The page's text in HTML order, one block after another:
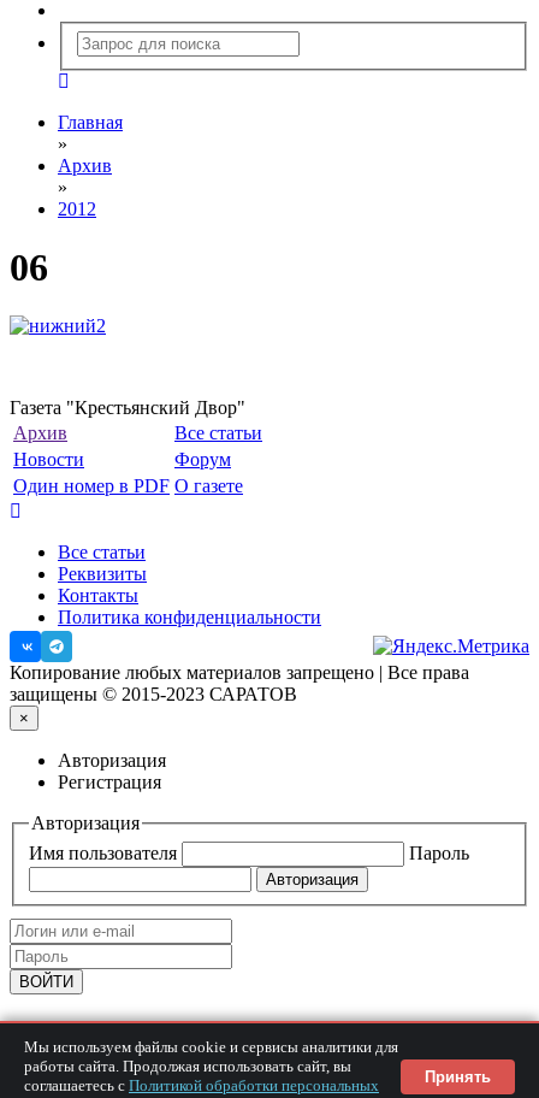
Главная
»
Архив
»
2012
06
Газета "Крестьянский Двор"
Архив
Все статьи
Новости
Форум
Один номер в PDF О газете
Все статьи
Реквизиты
Контакты
Политика конфиденциальности
Мы используем файлы cookie и сервисы аналитики для
работы сайта. Продолжая использовать сайт, вы
соглашаетесь с Политикой обработки персональных
Принять
Копирование любых материалов запрещено | Все права
защищены © 2015-2023 САРАТОВ
×
Авторизация
Регистрация
Авторизация
Имя пользователя
Пароль
Войти через соцсети:
Вы можете авторизоваться на сайте через: